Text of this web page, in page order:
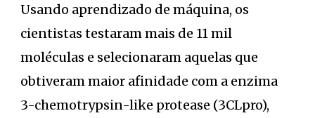
Usando aprendizado de máquina, os
cientistas testaram mais de 11 mil
moléculas e selecionaram aquelas que
obtiveram maior afinidade com a enzima
3-chemotrypsin-like protease (3CLpro),